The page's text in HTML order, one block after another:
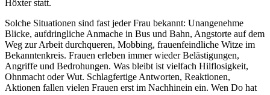
Höxter statt.
Solche Situationen sind fast jeder Frau bekannt: Unangenehme
Blicke, aufdringliche Anmache in Bus und Bahn, Angstorte auf dem
Weg zur Arbeit durchqueren, Mobbing, frauenfeindliche Witze im
Bekanntenkreis. Frauen erleben immer wieder Belästigungen,
Angriffe und Bedrohungen. Was bleibt ist vielfach Hilflosigkeit,
Ohnmacht oder Wut. Schlagfertige Antworten, Reaktionen,
Aktionen fallen vielen Frauen erst im Nachhinein ein. Wen Do hat